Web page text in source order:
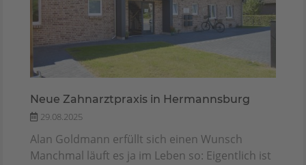
Neue Zahnarztpraxis in Hermannsburg
29.08.2025
Alan Goldmann erfüllt sich einen Wunsch
Manchmal läuft es ja im Leben so: Eigentlich ist